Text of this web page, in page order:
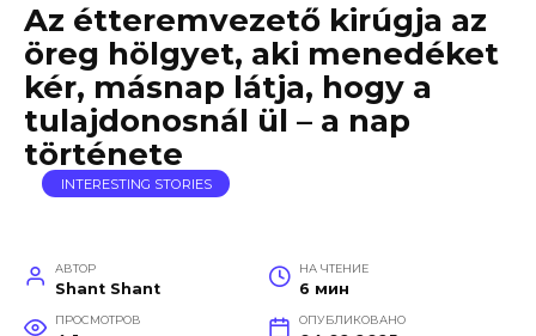
Az étteremvezető kirúgja az
öreg hölgyet, aki menedéket
kér, másnap látja, hogy a
tulajdonosnál ül – a nap
története
INTERESTING STORIES
АВТОР
Shant Shant
НА ЧТЕНИЕ
6 мин
ПРОСМОТРОВ ОПУБЛИКОВАНО